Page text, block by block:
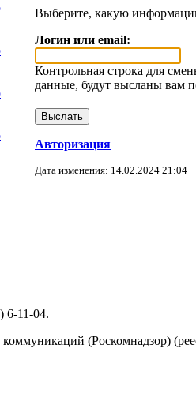
Выберите, какую
Логин или email:
Контрольная строка для
данные, будут высланы вам
Авторизация
Дата изменения: 14.02.2024 21:04
6-11-04.
(Роскомнадзор)